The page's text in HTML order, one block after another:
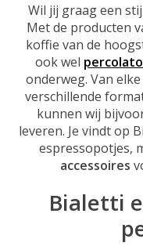
Wil jij graag een
Met de producten
koffie van de
ook wel
onderweg. Van
verschillende
kunnen wij
leveren. Je vindt op
espressopotjes,
accessoires
Bialetti